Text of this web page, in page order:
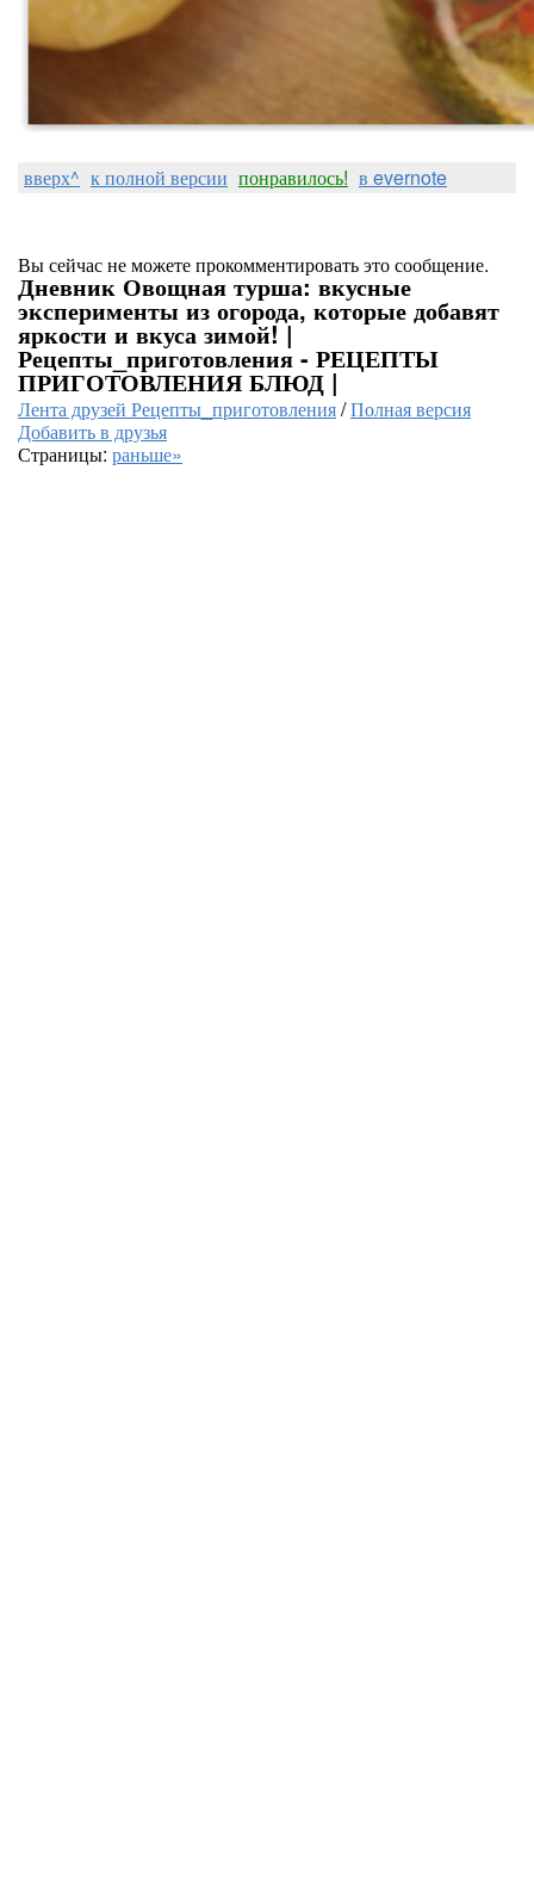
вверх^ к полной версии понравилось! в evernote
Вы сейчас не можете прокомментировать это сообщение.
Дневник Овощная турша: вкусные
эксперименты из огорода, которые добавят
яркости и вкуса зимой! |
Рецепты_приготовления - РЕЦЕПТЫ
ПРИГОТОВЛЕНИЯ БЛЮД |
Лента друзей Рецепты_приготовления/Полная версия
Добавить в друзья
Страницы: раньше»